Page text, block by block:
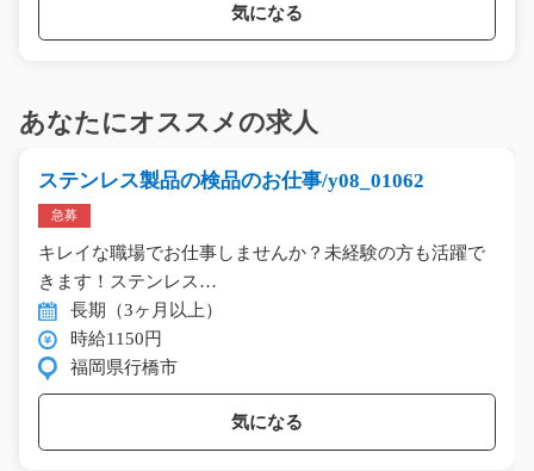
気になる
あなたにオススメの求人
ステンレス製品の検品のお仕事/y08_01062
急募
キレイな職場でお仕事しませんか？未経験の方も活躍で
きます！ステンレス…
長期（3ヶ月以上）
時給1150円
福岡県行橋市
気になる